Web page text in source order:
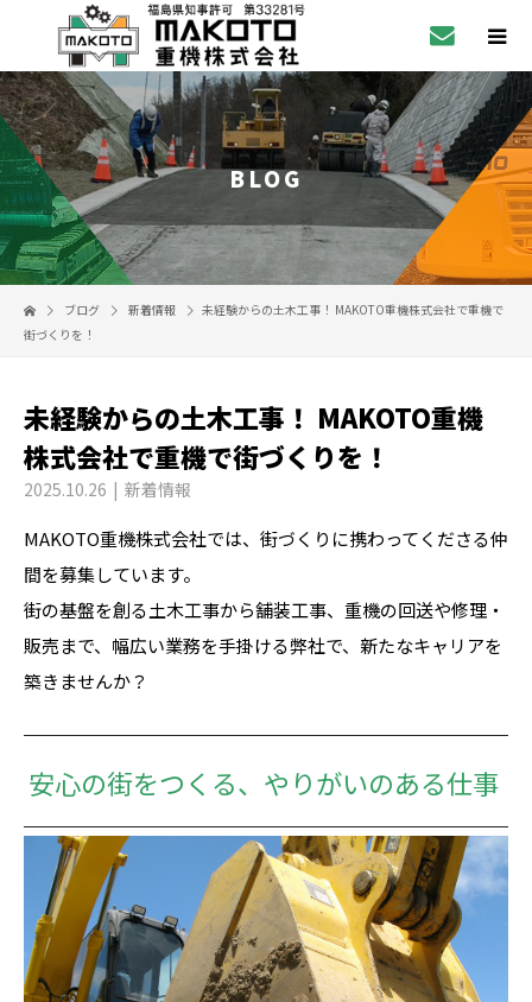
BLOG
ブログ 新着情報
未経験からの土木工事！ MAKOTO重機株式会社で重機で
街づくりを！
未経験からの土木工事！ MAKOTO重機
株式会社で重機で街づくりを！
2025.10.26 新着情報
MAKOTO重機株式会社では、街づくりに携わってくださる仲
間を募集しています。
街の基盤を創る土木工事から舗装工事、重機の回送や修理・
販売まで、幅広い業務を手掛ける弊社で、新たなキャリアを
築きませんか？
安心の街をつくる、やりがいのある仕事